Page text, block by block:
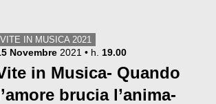
VITE IN MUSICA 2021
Novembre 2021 • h. 19.00
in Musica- Quando
brucia l’anima-